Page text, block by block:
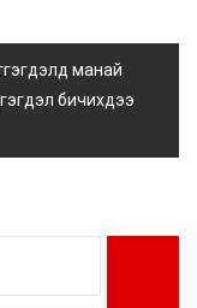
манай
бичихдээ